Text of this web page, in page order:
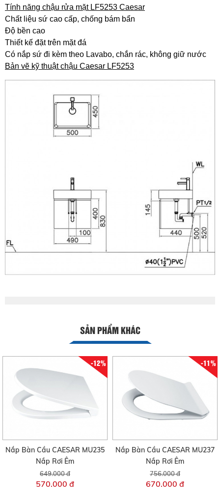
Tính năng chậu rửa mặt LF5253 Caesar
Chất liệu sứ cao cấp, chống bám bẩn
Độ bền cao
Thiết kế đặt trên mặt đá
Có nắp sứ đi kèm theo Lavabo, chắn rác, không giữ nước
Bản vẽ kỹ thuật chậu Caesar LF5253
SẢN PHẨM KHÁC
-12%
Nắp Bàn Cầu CAESAR MU235
Nắp Rơi Êm
649.000 đ
570.000 đ
-11%
Nắp Bàn Cầu CAESAR MU237
Nắp Rơi Êm
756.000 đ
670.000 đ